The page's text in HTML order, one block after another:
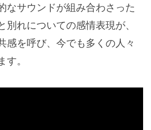
なサウンドが組み合わさった
別れについての感情表現が、
感を呼び、今でも多くの人々
す。